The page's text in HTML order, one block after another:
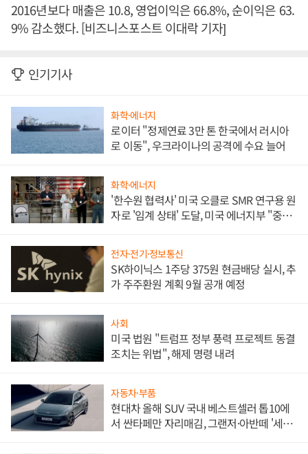
2016년보다 매출은 10.8, 영업이익은 66.8%, 순이익은 63.
9% 감소했다. [비즈니스포스트 이대락 기자]
인기기사
화학·에너지
로이터 "정제연료 3만 톤 한국에서 러시아
로 이동", 우크라이나의 공격에 수요 늘어
화학·에너지
'한수원 협력사' 미국 오클로 SMR 연구용 원
자로 '임계 상태' 도달, 미국 에너지부 "중요
전자·전기·정보통신
SK하이닉스 1주당 375원 현금배당 실시, 추
가 주주환원 계획 9월 공개 예정
사회
미국 법원 "트럼프 정부 풍력 프로젝트 동결
조치는 위법", 해제 명령 내려
자동차·부품
현대차 올해 SUV 국내 베스트셀러 톱10에
서 싼타페만 자리매김, 그랜저·아반떼 '세단